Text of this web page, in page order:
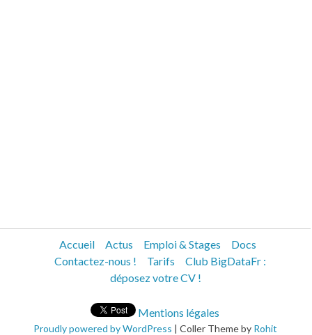
Accueil Actus Emploi & Stages
Docs
Contactez-nous !
Tarifs
Club BigDataFr :
déposez votre CV !
Mentions légales
Proudly powered by WordPress Coller Theme by Rohit